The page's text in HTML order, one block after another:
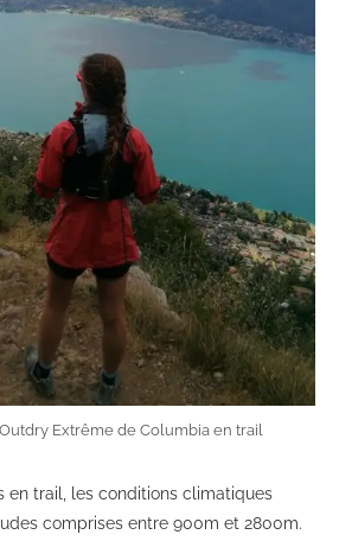
Extrême de Columbia en trail
en trail, les conditions climatiques
comprises entre 900m et 2800m.